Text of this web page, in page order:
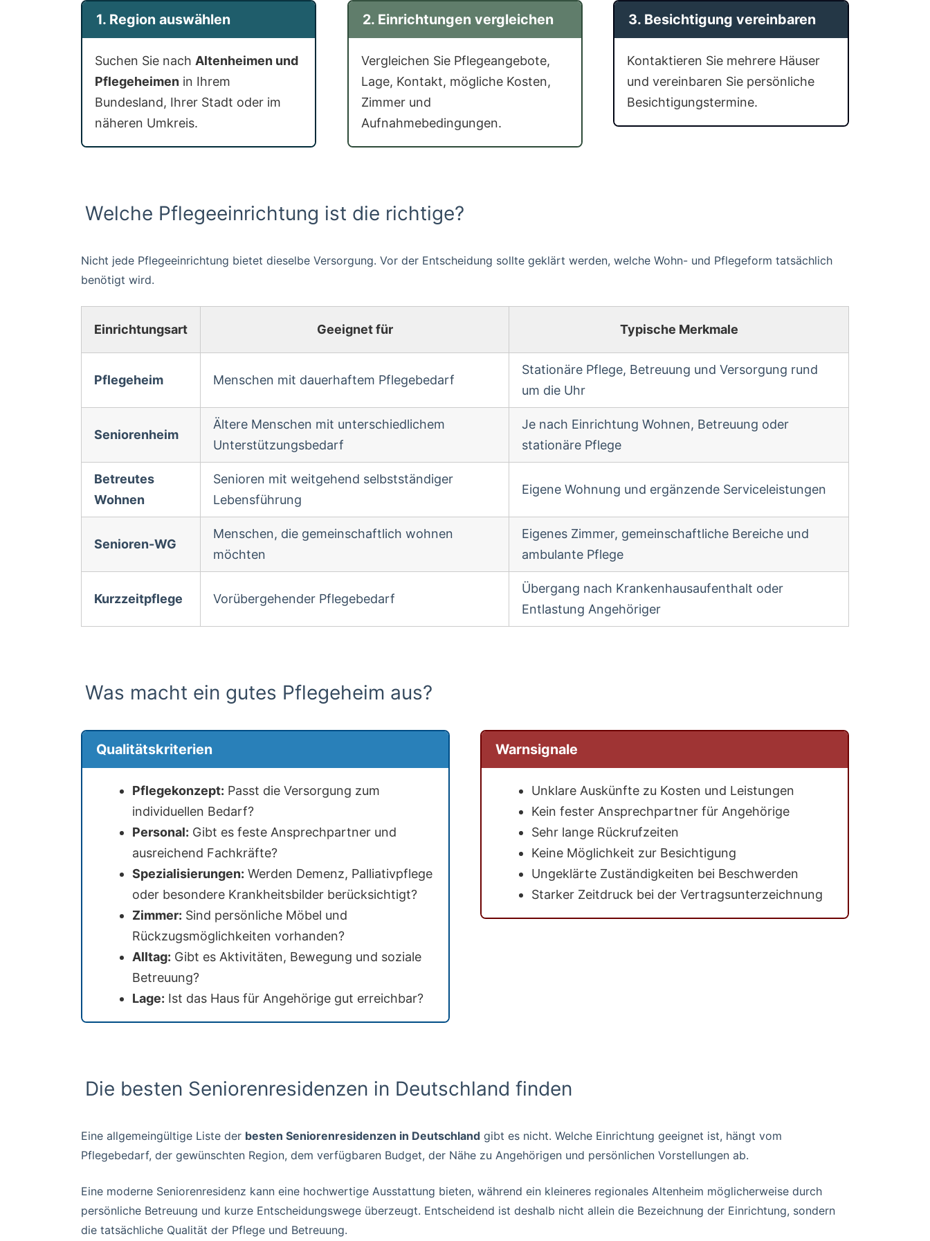
Aufnahmebedingungen und Besichtigungsterminen.
1. Region auswählen
Suchen Sie nach Altenheimen und
Pflegeheimen in Ihrem
Bundesland, Ihrer Stadt oder im
näheren Umkreis.
2. Einrichtungen vergleichen
Vergleichen Sie Pflegeangebote,
Lage, Kontakt, mögliche Kosten,
Zimmer und
Aufnahmebedingungen.
3. Besichtigung vereinbaren
Kontaktieren Sie mehrere Häuser
und vereinbaren Sie persönliche
Besichtigungstermine.
Welche Pflegeeinrichtung ist die richtige?
Nicht jede Pflegeeinrichtung bietet dieselbe Versorgung. Vor der Entscheidung sollte geklärt werden, welche Wohn- und Pflegeform tatsächlich
benötigt wird.
Einrichtungsart Geeignet für Typische Merkmale
Pflegeheim Menschen mit dauerhaftem Pflegebedarf
Stationäre Pflege, Betreuung und Versorgung rund
um die Uhr
Seniorenheim
Ältere Menschen mit unterschiedlichem
Unterstützungsbedarf
Je nach Einrichtung Wohnen, Betreuung oder
stationäre Pflege
Betreutes
Wohnen
Senioren mit weitgehend selbstständiger
Lebensführung
Eigene Wohnung und ergänzende Serviceleistungen
Senioren-WG
Menschen, die gemeinschaftlich wohnen
möchten
Eigenes Zimmer, gemeinschaftliche Bereiche und
ambulante Pflege
Kurzzeitpflege Vorübergehender Pflegebedarf
Übergang nach Krankenhausaufenthalt oder
Entlastung Angehöriger
Was macht ein gutes Pflegeheim aus?
Qualitätskriterien
Pflegekonzept: Passt die Versorgung zum
individuellen Bedarf?
Personal: Gibt es feste Ansprechpartner und
ausreichend Fachkräfte?
Spezialisierungen: Werden Demenz, Palliativpflege
oder besondere Krankheitsbilder berücksichtigt?
Zimmer: Sind persönliche Möbel und
Rückzugsmöglichkeiten vorhanden?
Alltag: Gibt es Aktivitäten, Bewegung und soziale
Betreuung?
Lage: Ist das Haus für Angehörige gut erreichbar?
Warnsignale
Unklare Auskünfte zu Kosten und Leistungen
Kein fester Ansprechpartner für Angehörige
Sehr lange Rückrufzeiten
Keine Möglichkeit zur Besichtigung
Ungeklärte Zuständigkeiten bei Beschwerden
Starker Zeitdruck bei der Vertragsunterzeichnung
Die besten Seniorenresidenzen in Deutschland finden
Eine allgemeingültige Liste der besten Seniorenresidenzen in Deutschland gibt es nicht. Welche Einrichtung geeignet ist, hängt vom
Pflegebedarf, der gewünschten Region, dem verfügbaren Budget, der Nähe zu Angehörigen und persönlichen Vorstellungen ab.
Eine moderne Seniorenresidenz kann eine hochwertige Ausstattung bieten, während ein kleineres regionales Altenheim möglicherweise durch
persönliche Betreuung und kurze Entscheidungswege überzeugt. Entscheidend ist deshalb nicht allein die Bezeichnung der Einrichtung, sondern
die tatsächliche Qualität der Pflege und Betreuung.